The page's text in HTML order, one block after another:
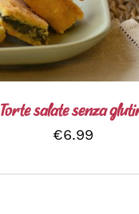
PIÙ
VARIANTI.
LE
OPZIONI
POSSONO
SCELTE
PAGINA
Torte salate senza
€6.99